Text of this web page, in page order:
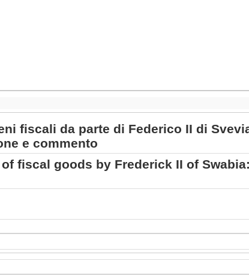
fiscali da parte di Federico II di
e commento
fiscal goods by Frederick II of